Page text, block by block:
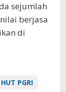
sejumlah
berjasa
di
HUT PGRI